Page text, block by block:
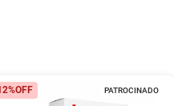
PATROCINADO
OFF